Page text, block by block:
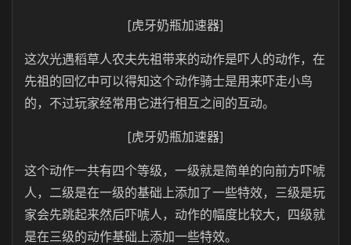
[虎牙奶瓶加速器]
这次光遇稻草人农夫先祖带来的动作是吓人的动作，在
先祖的回忆中可以得知这个动作骑士是用来吓走小鸟
的，不过玩家经常用它进行相互之间的互动。
[虎牙奶瓶加速器]
这个动作一共有四个等级，一级就是简单的向前方吓唬
人，二级是在一级的基础上添加了一些特效，三级是玩
家会先跳起来然后吓唬人，动作的幅度比较大，四级就
是在三级的动作基础上添加一些特效。